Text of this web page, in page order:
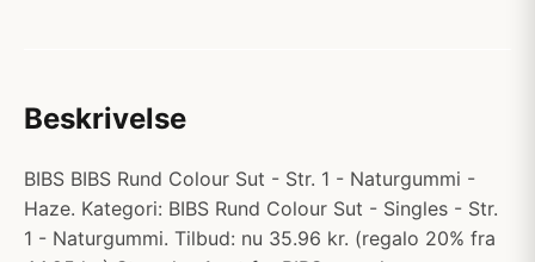
Beskrivelse
BIBS BIBS Rund Colour Sut - Str. 1 - Naturgummi -
Haze. Kategori: BIBS Rund Colour Sut - Singles - Str.
1 - Naturgummi. Tilbud: nu 35.96 kr. (regalo 20% fra